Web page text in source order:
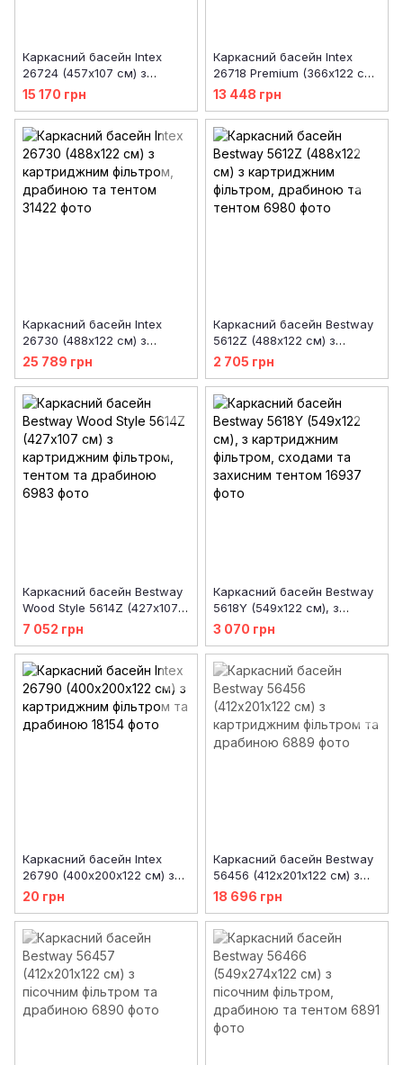
Каркасний басейн Intex
26724 (457х107 см) з
картриджним фільтром,
драбиною та тентом
15 170 грн
Каркасний басейн Intex
26718 Premium (366х122 см)
з картриджним фільтром та
драбиною
13 448 грн
Каркасний басейн Intex
26730 (488х122 см) з
картриджним фільтром,
драбиною та тентом
25 789 грн
Каркасний басейн Bestway
5612Z (488х122 см) з
картриджним фільтром,
драбиною та тентом
2 705 грн
Каркасний басейн Bestway
Wood Style 5614Z (427х107
см) з картриджним
фільтром, тентом та
драбиною
7 052 грн
Каркасний басейн Bestway
5618Y (549х122 см), з
картриджним фільтром,
сходами та захисним
тентом
3 070 грн
Каркасний басейн Intex
26790 (400х200х122 см) з
картриджним фільтром та
драбиною
20 грн
Каркасний басейн Bestway
56456 (412х201х122 см) з
картриджним фільтром та
драбиною
18 696 грн